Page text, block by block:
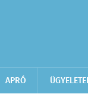
APRÓ